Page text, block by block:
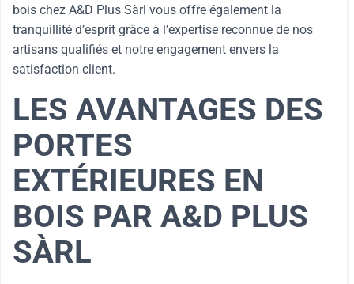
bois chez A&D Plus Sàrl vous offre également la
tranquillité d’esprit grâce à l’expertise reconnue de nos
artisans qualifiés et notre engagement envers la
satisfaction client.
LES AVANTAGES DES
PORTES
EXTÉRIEURES EN
BOIS PAR A&D PLUS
SÀRL